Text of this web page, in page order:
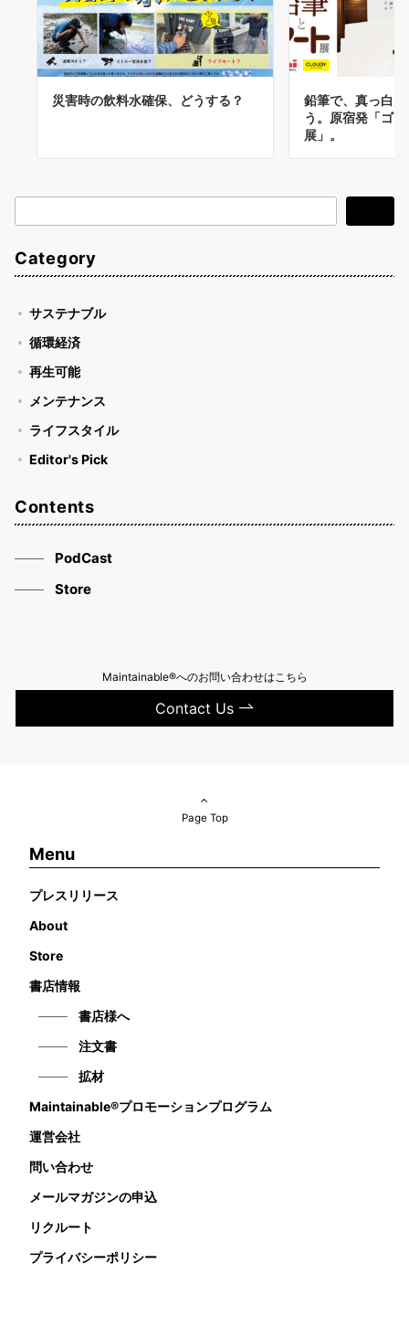
災害時の飲料水確保、どうする？
鉛筆で、真っ白
う。原宿発「ゴ
展」。
索
Category
サステナブル
循環経済
再生可能
メンテナンス
ライフスタイル
Editor's Pick
Contents
PodCast
Store
Maintainable®へのお問い合わせはこちら
Contact Us
Page Top
Menu
プレスリリース
About
Store
書店情報
書店様へ
注文書
拡材
Maintainable®プロモーションプログラム
運営会社
問い合わせ
メールマガジンの申込
リクルート
プライバシーポリシー